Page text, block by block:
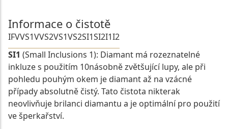
Informace o čistotě
IFVVS1VVS2VS1VS2SI1SI2I1I2
SI1 (Small Inclusions 1): Diamant má rozeznatelné
inkluze s použitím 10násobně zvětšující lupy, ale při
pohledu pouhým okem je diamant až na vzácné
případy absolutně čistý. Tato čistota nikterak
neovlivňuje brilanci diamantu a je optimální pro použití
ve šperkařství.